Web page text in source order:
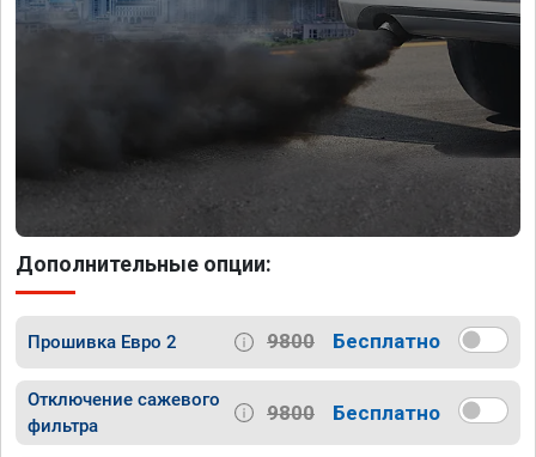
Дополнительные опции:
Прошивка Евро 2 9800 Бесплатно
Отключение сажевого
фильтра
9800 Бесплатно